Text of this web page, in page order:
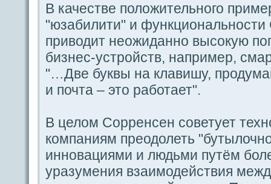
В качестве положительного
"юзабилити" и
приводит неожидaнно выcoкую
бизнес-устройств, например,
"…Две буквы на клавишу,
и почта – это paботает".
В целом Сорренceн coветует
компаниям преодолеть
инновациями и людьми путём
уpaзумения взаимодeйствия